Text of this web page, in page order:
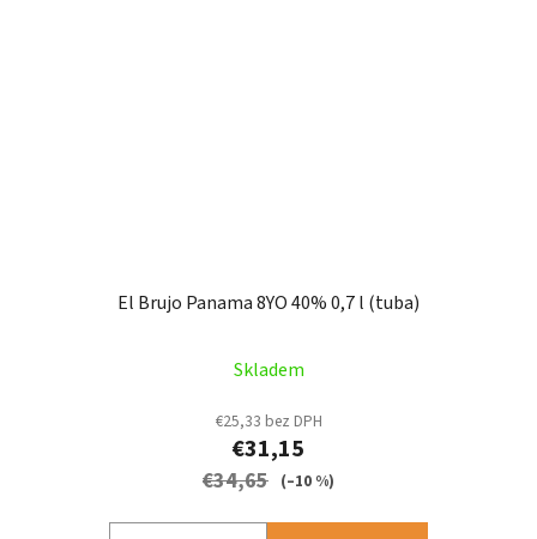
El Brujo Panama 8YO 40% 0,7 l (tuba)
Skladem
€25,33 bez DPH
€31,15
€34,65 (–10 %)